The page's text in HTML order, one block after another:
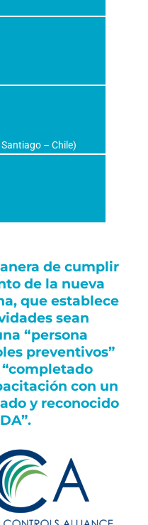
– Chile)
de cumplir
de la nueva
que establece
sean
“persona
preventivos”
“completado
con un
y reconocido